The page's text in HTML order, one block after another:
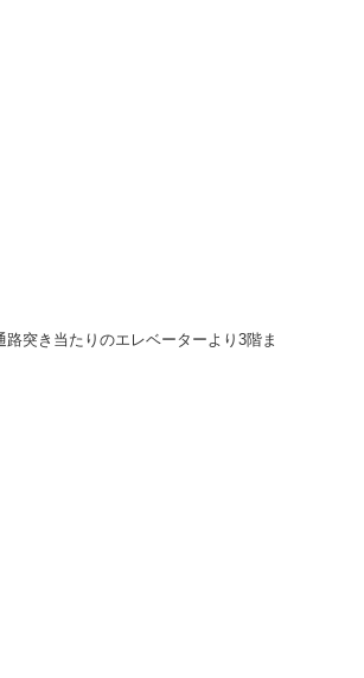
突き当たりのエレベーターより3階ま